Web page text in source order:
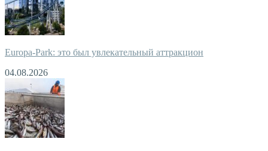
Europa-Park: это был увлекательный аттракцион
04.08.2026